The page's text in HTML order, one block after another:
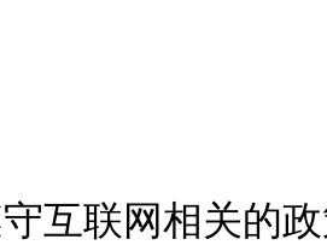
互联网相关的